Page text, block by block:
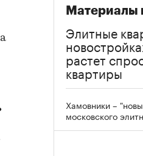
Материалы
Элитные
растет
квартиры
Хамовники –
московского